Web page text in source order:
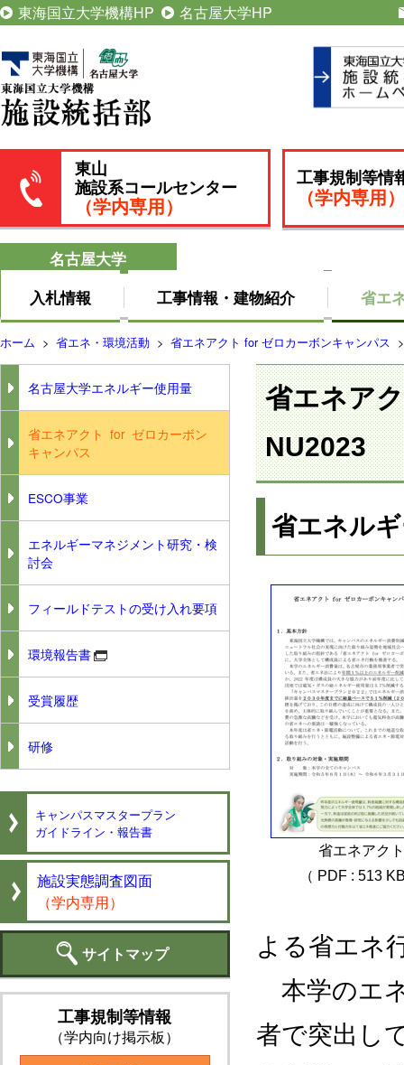
東海国立大学機構HP 名古屋大学HP
東山
施設系コールセンター
（学内専用）
工事規制等情
（学内専用）
名古屋大学
入札情報 工事情報・建物紹介 省エ
ホーム > 省エネ・環境活動 > 省エネアクト for ゼロカーボンキャンパス
名古屋大学エネルギー使用量
省エネアクト for ゼロカーボン
キャンパス
ESCO事業
エネルギーマネジメント研究・検
討会
フィールドテストの受け入れ要項
環境報告書
受賞履歴
研修
キャンパスマスタープラン
ガイドライン・報告書
施設実態調査図面
（学内専用）
サイトマップ
工事規制等情報
（学内向け掲示板）
省エネア
NU2023
省エネル
省エネアク
（ PDF : 513
よる省エネ
本学のエ
者で突出し